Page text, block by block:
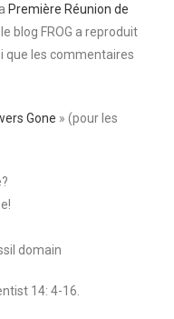
Première Réunion de
le blog FROG a reproduit
que les commentaires
Gone » (pour les
domain
14: 4-16.